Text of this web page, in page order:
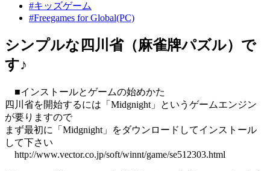
#キッズゲーム
#Freegames for Global(PC)
シンプルな四川省（麻雀牌パズル）で
す♪
■インストールとゲームの始めかた
四川省を開始するには「Midgnight」というゲームエンジン
が要りますので
まず最初に「Midgnight」をダウンロードしてインストール
して下さい
http://www.vector.co.jp/soft/winnt/game/se512303.html